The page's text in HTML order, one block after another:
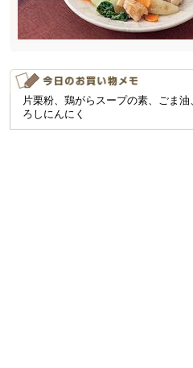
片栗粉、鶏がらスープの素、ごま
ろしにんにく